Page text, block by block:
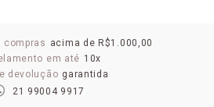
compras acima de R$1.000,00
em até 10x
devolução garantida
21 99004 9917